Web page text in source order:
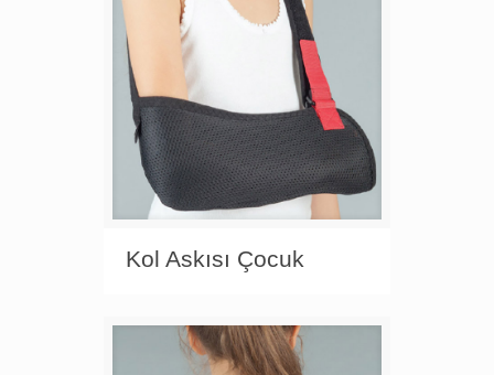
Kol Askısı Çocuk